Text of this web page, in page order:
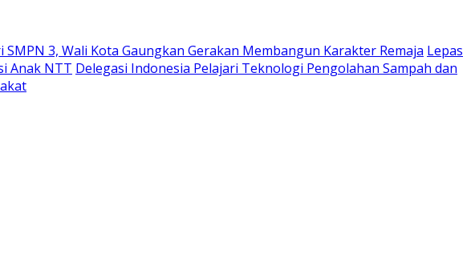
SMPN 3, Wali Kota Gaungkan Gerakan Membangun Karakter Remaja Lepas
Anak NTT Delegasi Indonesia Pelajari Teknologi Pengolahan Sampah dan